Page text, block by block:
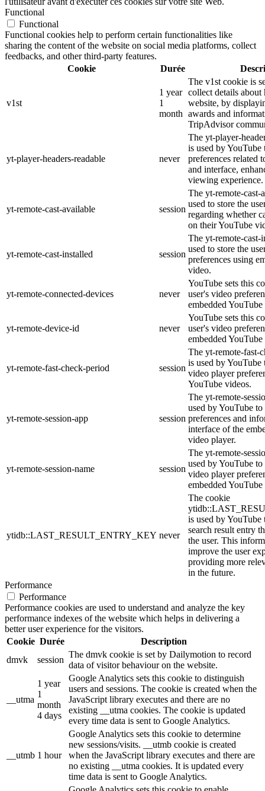
Functional
Functional
Functional cookies help to perform certain functionalities like
sharing the content of the website on social media platforms, collect
feedbacks, and other third-party features.
Cookie
Durée
v1st
1 year
1
month
The v1st cookie is
collect details
website, by
awards and
TripAdvisor
yt-player-headers-readable never
The yt-player-
is used by YouTube
preferences related
and interface,
viewing experience.
yt-remote-cast-available session
The yt-remote-cast-
used to store the
regarding whether
on their YouTube
yt-remote-cast-installed session
The yt-remote-cast-
used to store the
preferences using
video.
yt-remote-connected-devices never
YouTube sets this
user's video
embedded
yt-remote-device-id never
YouTube sets this
user's video
embedded
yt-remote-fast-check-period session
The yt-remote-fast-
is used by YouTube
video player
YouTube videos.
yt-remote-session-app session
The yt-remote-
used by YouTube to
preferences and
interface of the
video player.
yt-remote-session-name session
The yt-remote-
used by YouTube to
video player
embedded
ytidb::LAST_RESULT_ENTRY_KEY never
The cookie
is used by YouTube
search result entry
the user. This
improve the user
providing more
in the future.
Performance
Performance
Performance cookies are used to understand and analyze the key
performance indexes of the website which helps in delivering a
better user experience for the visitors.
Cookie Durée
Description
dmvk
session
The dmvk cookie is set by Dailymotion to record
data of visitor behaviour on the website.
__utma
1 year
1
month
4 days
Google Analytics sets this cookie to distinguish
users and sessions. The cookie is created when the
JavaScript library executes and there are no
existing __utma cookies. The cookie is updated
every time data is sent to Google Analytics.
__utmb 1 hour
Google Analytics sets this cookie to determine
new sessions/visits. __utmb cookie is created
when the JavaScript library executes and there are
no existing __utma cookies. It is updated every
time data is sent to Google Analytics.